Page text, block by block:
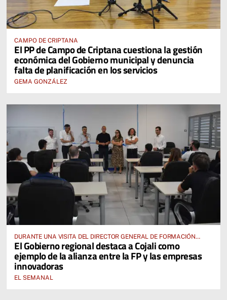
CAMPO DE CRIPTANA
El PP de Campo de Criptana cuestiona la gestión
económica del Gobierno municipal y denuncia
falta de planificación en los servicios
GEMA GONZÁLEZ
DURANTE UNA VISITA DEL DIRECTOR GENERAL DE FORMACIÓN
PROFESIONAL, JOSÉ RODRIGO CERRILLO
El Gobierno regional destaca a Cojali como
ejemplo de la alianza entre la FP y las empresas
innovadoras
EL SEMANAL